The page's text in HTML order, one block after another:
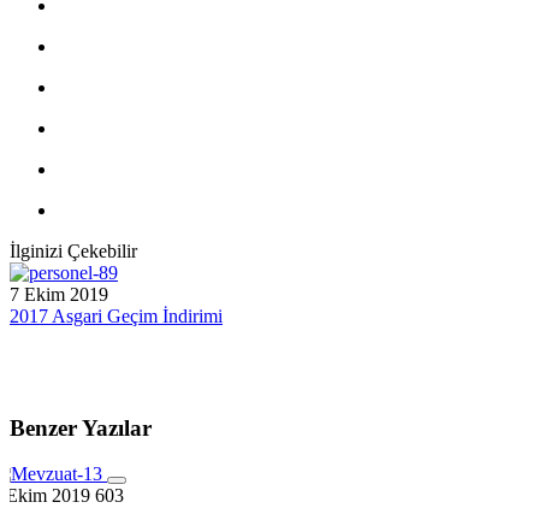
İlginizi Çekebilir
7 Ekim 2019
2017 Asgari Geçim İndirimi
Benzer Yazılar
Ekim 2019 603